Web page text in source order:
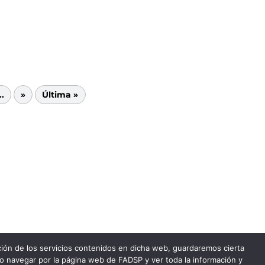
» Última »
de los servicios contenidos en dicha web, guardaremos cierta
por la página web de FADSP y ver toda la información y